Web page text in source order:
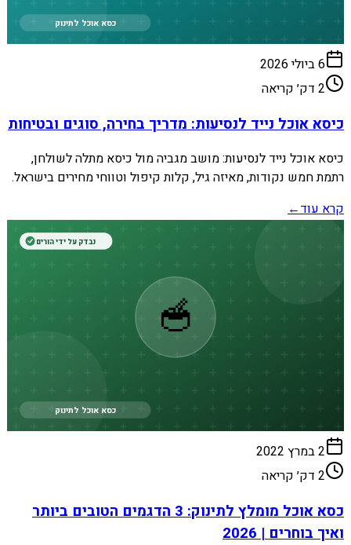
כסא אוכל לתינוק
6 ביולי 2026
2 דק׳ קריאה
כיסא אוכל נייד לנסיעות: מדריך בחירה, סוגים ובטיחות
כיסא אוכל נייד לנסיעות: מושב מגביה מול כיסא מתלה לשולחן,
רתמת חמש נקודות, מאיזה גיל, קלות קיפול וטווחי מחירים בישראל.
קרא עוד←
🥣
כסא אוכל לתינוק
נבדק על ידי הורים
2 במרץ 2022
2 דק׳ קריאה
כסא אוכל מומלץ לתינוק: 3 הדגמים הטובים ביותר
ואיך בוחרים | 2026